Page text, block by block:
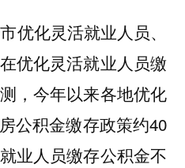
优化灵活就业人员、
在优化灵活就业人员缴
，今年以来各地优化
公积金缴存政策约40
业人员缴存公积金不